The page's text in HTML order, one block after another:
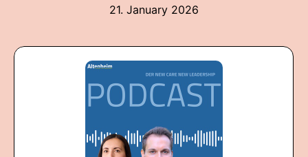
21. January 2026